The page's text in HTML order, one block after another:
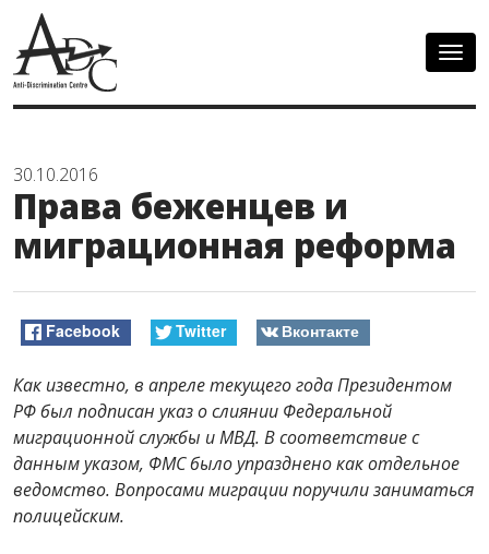
30.10.2016
Права беженцев и
миграционная реформа
Facebook Twitter Вконтакте
Как известно, в апреле текущего года Президентом
РФ был подписан указ о слиянии Федеральной
миграционной службы и МВД. В соответствие с
данным указом, ФМС было упразднено как отдельное
ведомство. Вопросами миграции поручили заниматься
полицейским.